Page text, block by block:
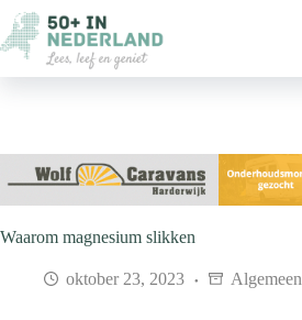
naar
de
inhoud
Waarom magnesium slikken
oktober 23, 2023 Algemeen